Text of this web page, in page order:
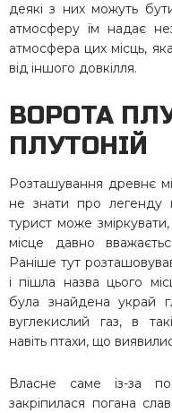
деякі з них можуть
атмосферу їм надає
атмосфера цих місць,
від іншого довкілля.
ВОРОТА
ПЛУТОНІЙ
Розташування древнє
не знати про легенду
турист може
місце давно
Раніше тут
і пішла назва цього
була знайдена украй
вуглекислий газ, в
навіть птахи, що
Власне саме із-за
закріпилася погана